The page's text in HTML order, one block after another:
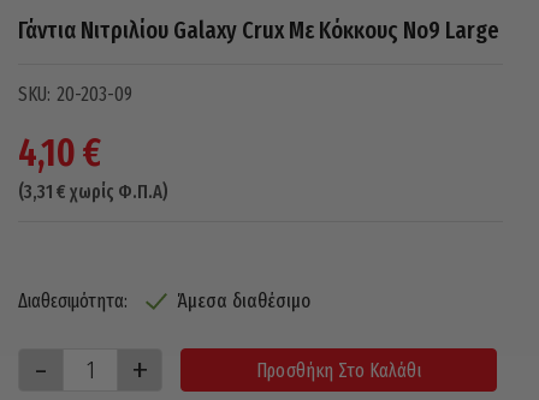
Γάντια Νιτριλίου Galaxy Crux Με Κόκκους Νo9 Large
20-203-09
4,10€
(3,31 € χωρίς Φ.Π.Α)
Διαθεσιμότητα: Άμεσα διαθέσιμο
Προσθήκη Στο Καλάθι